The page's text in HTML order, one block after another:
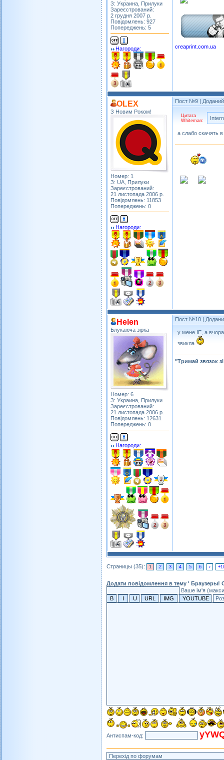
З: Украина, Прилуки
Зареєстрований:
2 грудня 2007 р.
Повідомлень: 927
Попереджень: 5
Нагороди: creaprint.com.ua
OLEX
З Новим Роком!
Номер: 1
З: UA, Прилуки
Зареєстрований:
21 листопада 2006 р.
Повідомлень: 11853
Попереджень: 0
Нагороди:
Пост №9 |
Цитата
Whiteman:
а слабо скачять
Helen
Блукаюча зірка
Номер: 6
З: Украина, Прилуки
Зареєстрований:
21 листопада 2006 р.
Повідомлень: 12631
Попереджень: 0
Нагороди:
Пост №10 |
у мене ІЕ, а
звикла
"Тримай звязок
Страницы (35): 1 2 3 4 5 6 ›
Додати повідомлення в тему '
Ваше ім'я
Антиспам-код: